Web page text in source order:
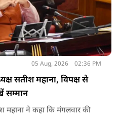
05 Aug, 2026 02:36 PM
सतीश महाना, विपक्ष से
सम्मान
महाना ने कहा कि मंगलवार की